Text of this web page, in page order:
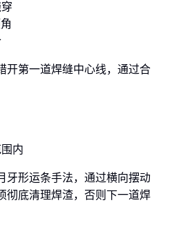
开第一道焊缝中心线，通过合
内
牙形运条手法，通过横向摆动
彻底清理焊渣，否则下一道焊